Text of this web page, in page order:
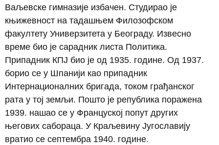
Ваљевске гимназије избачен. Студирао је
књижевност на тадашњем Филозофском
факултету Универзитета у Београду. Извесно
време био је сарадник листа Политика.
Припадник КПЈ био је од 1935. године. Од 1937.
борио се у Шпанији као припадник
Интернационалних бригада, током грађанског
рата у тој земљи. Пошто је република поражена
1939. нашао се у Француској попут других
његових сабораца. У Краљевину Југославију
вратио се септембра 1940. године.